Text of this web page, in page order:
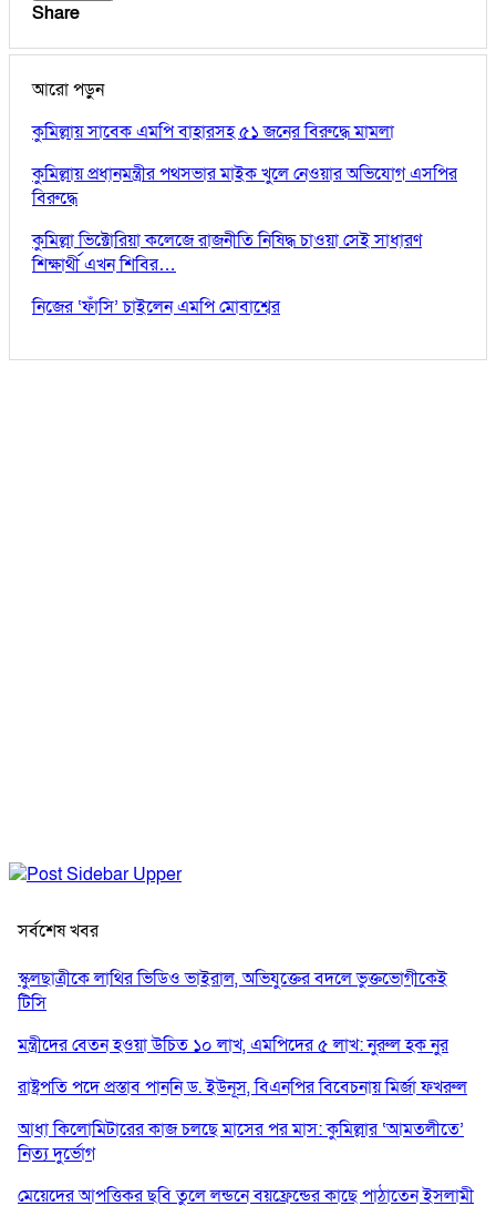
Share
আরো পড়ুন
কুমিল্লায় সাবেক এমপি বাহারসহ ৫১ জনের বিরুদ্ধে মামলা
কুমিল্লায় প্রধানমন্ত্রীর পথসভার মাইক খুলে নেওয়ার অভিযোগ এসপির
বিরুদ্ধে
কুমিল্লা ভিক্টোরিয়া কলেজে রাজনীতি নিষিদ্ধ চাওয়া সেই সাধারণ
শিক্ষার্থী এখন শিবির…
নিজের ‘ফাঁসি’ চাইলেন এমপি মোবাশ্বের
সর্বশেষ খবর
স্কুলছাত্রীকে লাথির ভিডিও ভাইরাল, অভিযুক্তের বদলে ভুক্তভোগীকেই
টিসি
মন্ত্রীদের বেতন হওয়া উচিত ১০ লাখ, এমপিদের ৫ লাখ: নুরুল হক নুর
রাষ্ট্রপতি পদে প্রস্তাব পাননি ড. ইউনূস, বিএনপির বিবেচনায় মির্জা ফখরুল
আধা কিলোমিটারের কাজ চলছে মাসের পর মাস: কুমিল্লার ‘আমতলীতে’
নিত্য দুর্ভোগ
মেয়েদের আপত্তিকর ছবি তুলে লন্ডনে বয়ফ্রেন্ডের কাছে পাঠাতেন ইসলামী